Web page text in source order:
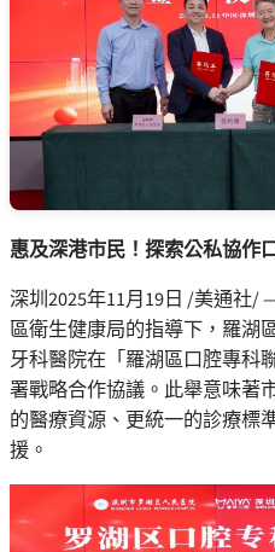
惠及深港市民！探索公私協作
深圳2025年11月19日 /美通社/
區衛生健康局的指導下，羅湖
牙科醫院在「羅湖區口腔專科
署戰略合作協議。此舉意味著
的醫療資源、更統一的診療標
援。